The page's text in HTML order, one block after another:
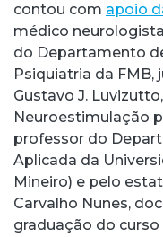
contou com apoio
médico
do Departamento
Psiquiatria da
Gustavo J.
Neuroestimulação
professor do
Aplicada da
Mineiro) e pelo
Carvalho Nunes,
graduação do